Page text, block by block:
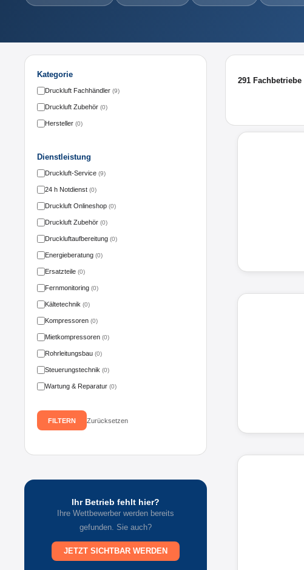
Kategorie
Druckluft Fachhändler (9)
Druckluft Zubehör (0)
Hersteller (0)
Dienstleistung
Druckluft-Service (9)
24 h Notdienst (0)
Druckluft Onlineshop (0)
Druckluft Zubehör (0)
Druckluftaufbereitung (0)
Energieberatung (0)
Ersatzteile (0)
Fernmonitoring (0)
Kältetechnik (0)
Kompressoren (0)
Mietkompressoren (0)
Rohrleitungsbau (0)
Steuerungstechnik (0)
Wartung & Reparatur (0)
FILTERN Zurücksetzen
Ihr Betrieb fehlt hier?
Ihre Wettbewerber werden bereits
gefunden. Sie auch?
JETZT SICHTBAR WERDEN
291 Fachbetriebe